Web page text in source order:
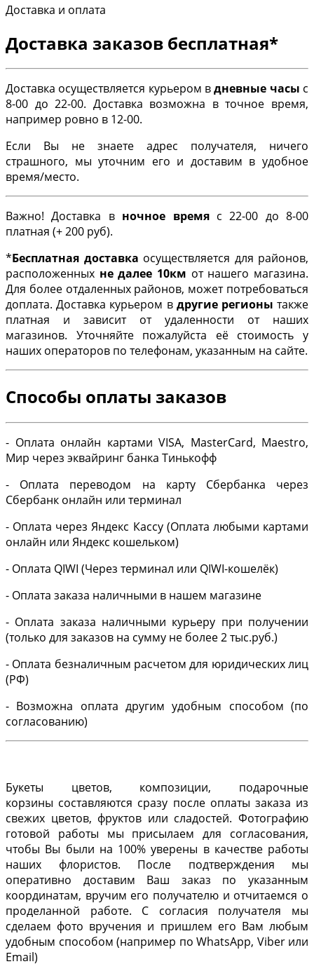
Доставка и оплата
Доставка заказов бесплатная*
Доставка осуществляется курьером вдневные часы с
8-00 до 22-00. Доставка возможна в точное время,
например ровно в 12-00.
Если Вы не знаете адрес получателя, ничего
страшного, мы уточним его и доставим в удобное
время/место.
Важно! Доставка в ночное времяс 22-00 до 8-00
платная (+ 200 руб).
*Бесплатная доставка осуществляется для районов,
расположенных не далее 10км от нашего магазина.
Для более отдаленных районов, может потребоваться
доплата. Доставка курьером в другие регионы также
платная и зависит от удаленности от наших
магазинов. Уточняйте пожалуйста её стоимость у
наших операторов по телефонам, указанным на сайте.
Способы оплаты заказов
- Оплата онлайн картами VISA, MasterCard, Maestro,
Мир через эквайринг банка Тинькофф
- Оплата переводом на карту Сбербанка через
Сбербанк онлайн или терминал
- Оплата через Яндекс Кассу (Оплата любыми картами
онлайн или Яндекс кошельком)
- Оплата QIWI (Через терминал или QIWI-кошелёк)
- Оплата заказа наличными в нашем магазине
- Оплата заказа наличными курьеру при получении
(только для заказов на сумму не более 2 тыс.руб.)
- Оплата безналичным расчетом для юридических лиц
(РФ)
- Возможна оплата другим удобным способом (по
согласованию)
Букеты цветов, композиции, подарочные
корзины составляются сразу после оплаты заказа из
свежих цветов, фруктов или сладостей. Фотографию
готовой работы мы присылаем для согласования,
чтобы Вы были на 100% уверены в качестве работы
наших флористов. После подтверждения мы
оперативно доставим Ваш заказ по указанным
координатам, вручим его получателю и отчитаемся о
проделанной работе. С согласия получателя мы
сделаем фото вручения и пришлем его Вам любым
удобным способом (например по WhatsApp, Viber или
Email)